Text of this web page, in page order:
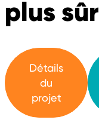
plus sûr
Détails
du
projet